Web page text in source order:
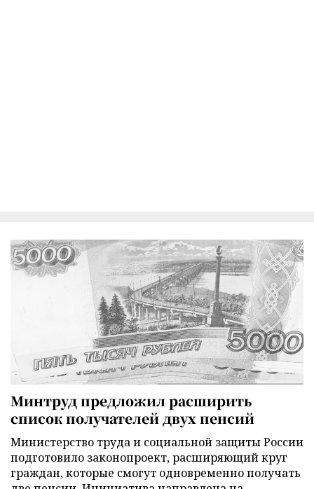
Минтруд предложил расширить
список получателей двух пенсий
Министерство труда и социальной защиты России
подготовило законопроект, расширяющий круг
граждан, которые смогут одновременно получать